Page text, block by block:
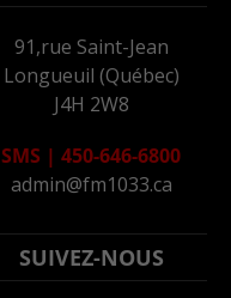
91,rue Saint-Jean
Longueuil (Québec)
J4H 2W8
SMS | 450-646-6800
admin@fm1033.ca
SUIVEZ-NOUS